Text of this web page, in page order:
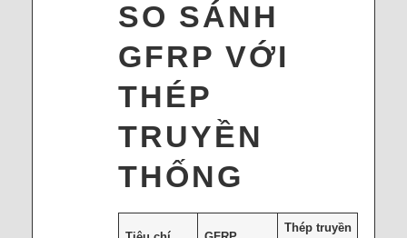
SO SÁNH
GFRP VỚI
THÉP
TRUYỀN
THỐNG
Thép truyền